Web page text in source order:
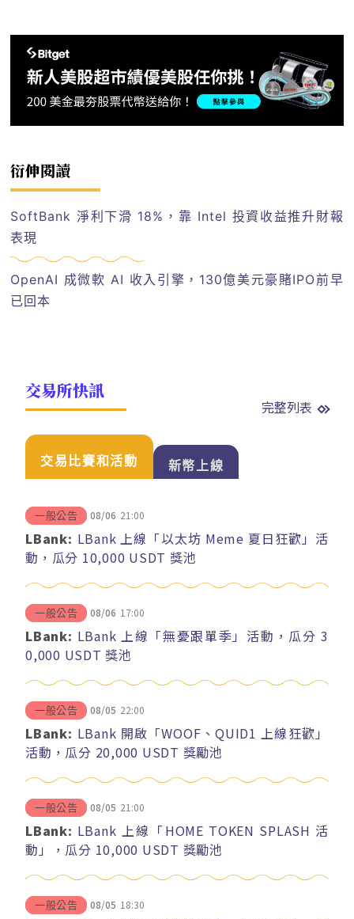
衍伸閱讀
SoftBank 淨利下滑 18%，靠 Intel 投資收益推升財報
表現
OpenAI 成微軟 AI 收入引擎，130億美元豪賭IPO前早
已回本
交易所快訊
完整列表
交易比賽和活動 新幣上線
一般公告 08/06 21:00
LBank: LBank 上線「以太坊 Meme 夏日狂歡」活
動，瓜分 10,000 USDT 獎池
一般公告 08/06 17:00
LBank: LBank 上線「無憂跟單季」活動，瓜分 3
0,000 USDT 獎池
一般公告 08/05 22:00
LBank: LBank 開啟「WOOF、QUID1 上線狂歡」
活動，瓜分 20,000 USDT 獎勵池
一般公告 08/05 21:00
LBank: LBank 上線「HOME TOKEN SPLASH 活
動」，瓜分 10,000 USDT 獎勵池
一般公告 08/05 18:30